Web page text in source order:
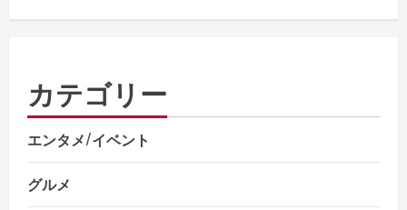
カテゴリー
エンタメ/イベント
グルメ